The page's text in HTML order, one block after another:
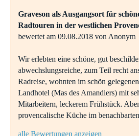
Graveson als Ausgangsort für
Radtouren in der westlichen
bewertet am 09.08.2018 von Anonym
Wir erlebten eine schöne, gut
abwechslungsreiche, zum Teil recht
Radreise, wohnten im schön
Landhotel (Mas des Amandiers) mit
Mitarbeitern, leckerem Frühstück.
provencalische Küche im
alle Bewertungen anzeigen